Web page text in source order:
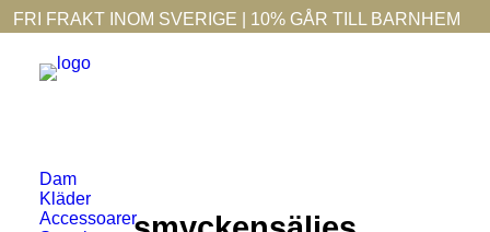
FRI FRAKT INOM SVERIGE | 10% GÅR TILL BARNHEM
Dam
Kläder
Accessoarer